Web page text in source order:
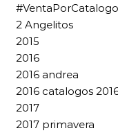
#VentaPorCatalogo
2 Angelitos
2015
2016
2016 andrea
2016 catalogos
2017
2017 primavera